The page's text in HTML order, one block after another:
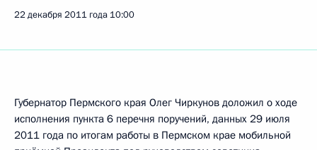
22 декабря 2011 года 10:00
Губернатор Пермского края Олег Чиркунов доложил о ходе
исполнения пункта 6 перечня поручений, данных 29 июля
2011 года по итогам работы в Пермском крае мобильной